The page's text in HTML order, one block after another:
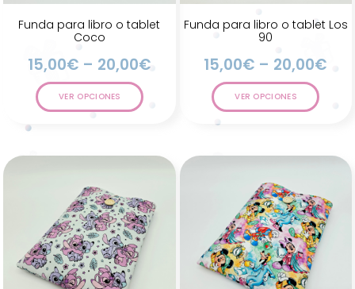
Funda para libro o tablet
Coco
15,00€ – 20,00€
VER OPCIONES
Funda para libro o tablet Los
90
15,00€ – 20,00€
VER OPCIONES